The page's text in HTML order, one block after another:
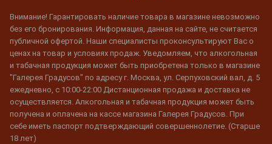
Внимание! Гарантировать наличие товара в магазине невозможно
без его бронирования. Информация, данная на сайте, не считается
публичной офертой. Наши специалисты проконсультируют Вас о
ценах на товар и условиях продаж. Уведомляем, что алкогольная
и табачная продукция может быть приобретена только в магазине
"Галерея Градусов" по адресу г. Москва, ул. Серпуховский вал, д. 5
ежедневно, с 10:00-22:00 Дистанционная продажа и доставка не
осуществляется. Алкогольная и табачная продукция может быть
получена и оплачена на кассе магазина Галерея Градусов. При
себе иметь паспорт подтверждающий совершеннолетие. (Старше
18 лет)